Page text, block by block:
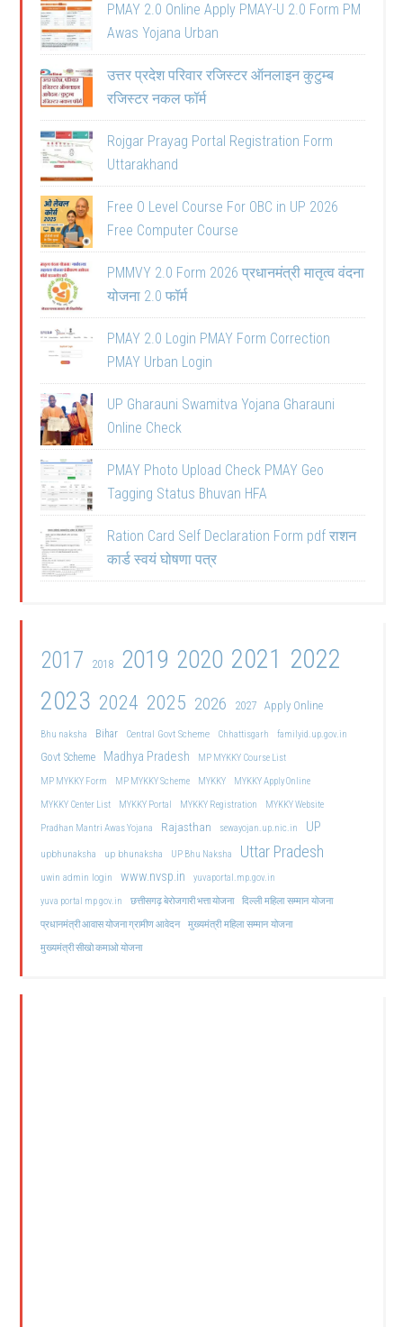
PMAY 2.0 Online Apply PMAY-U 2.0 Form PM
Awas Yojana Urban
उत्तर प्रदेश परिवार रजिस्टर ऑनलाइन कुटुम्ब
रजिस्टर नकल फॉर्म
Rojgar Prayag Portal Registration Form
Uttarakhand
Free O Level Course For OBC in UP 2026
Free Computer Course
PMMVY 2.0 Form 2026 प्रधानमंत्री मातृत्व वंदना
योजना 2.0 फॉर्म
PMAY 2.0 Login PMAY Form Correction
PMAY Urban Login
UP Gharauni Swamitva Yojana Gharauni
Online Check
PMAY Photo Upload Check PMAY Geo
Tagging Status Bhuvan HFA
Ration Card Self Declaration Form pdf राशन
कार्ड स्वयं घोषणा पत्र
2017 2018 2019 2020 2021 2022
2023 2024 2025 2026 2027 Apply Online
Bhu naksha Bihar Central Govt Scheme Chhattisgarh familyid.up.gov.in
Govt Scheme Madhya Pradesh
MP MYKKY Course List
MP MYKKY Form
MP MYKKY Scheme MYKKY
MYKKY Apply Online
MYKKY Center List
MYKKY Portal MYKKY Registration
MYKKY Website
Pradhan Mantri Awas Yojana
Rajasthan sewayojan.up.nic.in UP
upbhunaksha up bhunaksha UP Bhu Naksha Uttar Pradesh
uwin admin login www.nvsp.in
yuvaportal.mp.gov.in
yuva portal mp gov.in
छत्तीसगढ़ बेरोजगारी भत्ता योजना दिल्ली महिला सम्मान योजना
प्रधानमंत्री आवास योजना ग्रामीण आवेदन मुख्यमंत्री महिला सम्मान योजना
मुख्यमंत्री सीखो कमाओ योजना